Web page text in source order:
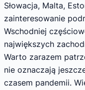
Słowacja, Malta,
zainteresowanie
Wschodniej
największych
Warto zarazem
nie oznaczają
czasem pandemii.